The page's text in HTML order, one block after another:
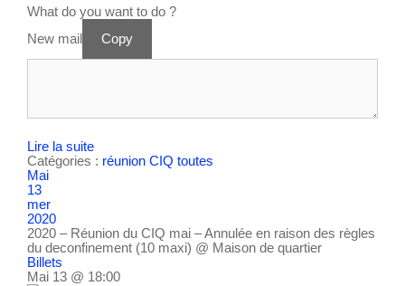
What do you want to do ?
New mail
Copy
Lire la suite
Catégories : réunion CIQ toutes
Mai
13
mer
2020
2020 – Réunion du CIQ mai – Annulée en raison des règles
du deconfinement (10 maxi) @ Maison de quartier
Billets
Mai 13 @ 18:00